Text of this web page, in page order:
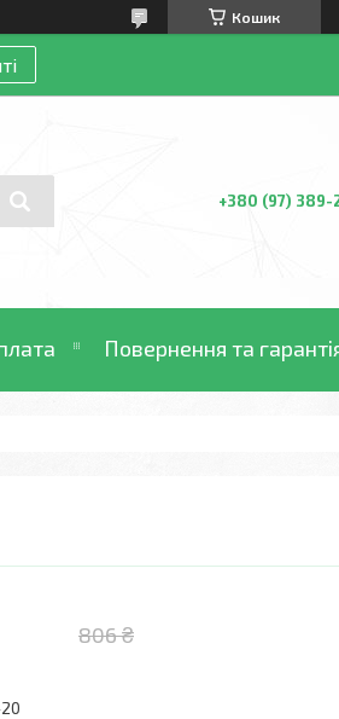
Кошик
+380 (97) 389-
Повернення та
806 ₴